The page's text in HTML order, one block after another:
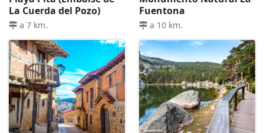
La Cuerda del Pozo)
a 7 km.
Fuentona
a 10 km.